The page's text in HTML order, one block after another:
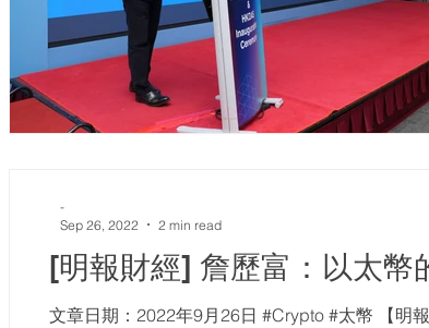
[明報財經] 詹歷富：以太幣
文章日期：2022年9月26日 #Crypto #太幣 【明
-
Sep 26, 2022
2 min read